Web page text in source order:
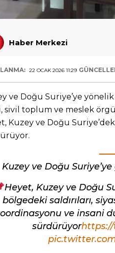
Haber Merkezi
22 OCAK 2026 11:29
ve Doğu Suriye’ye yönelik
sivil toplum ve meslek
Kuzey ve Doğu
Kuzey ve Doğu
Heyet, Kuzey ve Doğu
bölgedeki saldırıları,
ve insani
sürdürüyorhttps://